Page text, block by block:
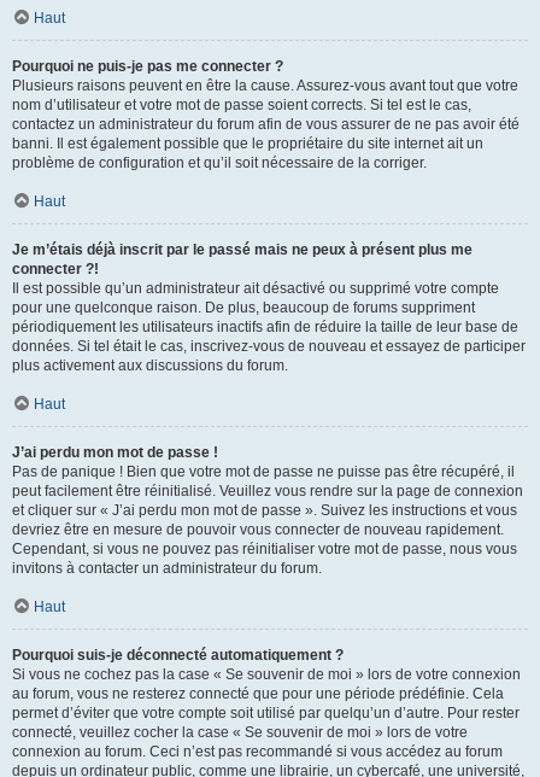
Haut
Pourquoi ne puis-je pas me connecter ?
Plusieurs raisons peuvent en être la cause. Assurez-vous avant tout que votre
nom d’utilisateur et votre mot de passe soient corrects. Si tel est le cas,
contactez un administrateur du forum afin de vous assurer de ne pas avoir été
banni. Il est également possible que le propriétaire du site internet ait un
problème de configuration et qu’il soit nécessaire de la corriger.
Haut
Je m’étais déjà inscrit par le passé mais ne peux à présent plus me
connecter ?!
Il est possible qu’un administrateur ait désactivé ou supprimé votre compte
pour une quelconque raison. De plus, beaucoup de forums suppriment
périodiquement les utilisateurs inactifs afin de réduire la taille de leur base de
données. Si tel était le cas, inscrivez-vous de nouveau et essayez de participer
plus activement aux discussions du forum.
Haut
J’ai perdu mon mot de passe !
Pas de panique ! Bien que votre mot de passe ne puisse pas être récupéré, il
peut facilement être réinitialisé. Veuillez vous rendre sur la page de connexion
et cliquer sur « J’ai perdu mon mot de passe ». Suivez les instructions et vous
devriez être en mesure de pouvoir vous connecter de nouveau rapidement.
Cependant, si vous ne pouvez pas réinitialiser votre mot de passe, nous vous
invitons à contacter un administrateur du forum.
Haut
Pourquoi suis-je déconnecté automatiquement ?
Si vous ne cochez pas la case « Se souvenir de moi » lors de votre connexion
au forum, vous ne resterez connecté que pour une période prédéfinie. Cela
permet d’éviter que votre compte soit utilisé par quelqu’un d’autre. Pour rester
connecté, veuillez cocher la case « Se souvenir de moi » lors de votre
connexion au forum. Ceci n’est pas recommandé si vous accédez au forum
depuis un ordinateur public, comme une librairie, un cybercafé, une université,